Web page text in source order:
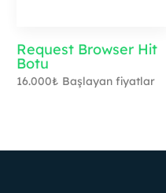
Request Browser Hit
Botu
16.000₺ Başlayan fiyatlar